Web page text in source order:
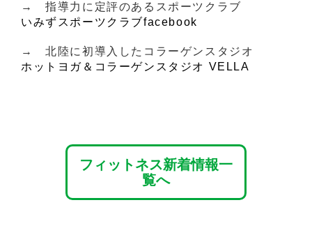
→ 指導力に定評のあるスポーツクラブ
いみずスポーツクラブfacebook
→ 北陸に初導入したコラーゲンスタジオ
ホットヨガ＆コラーゲンスタジオ VELLA
フィットネス新着情報一
覧へ